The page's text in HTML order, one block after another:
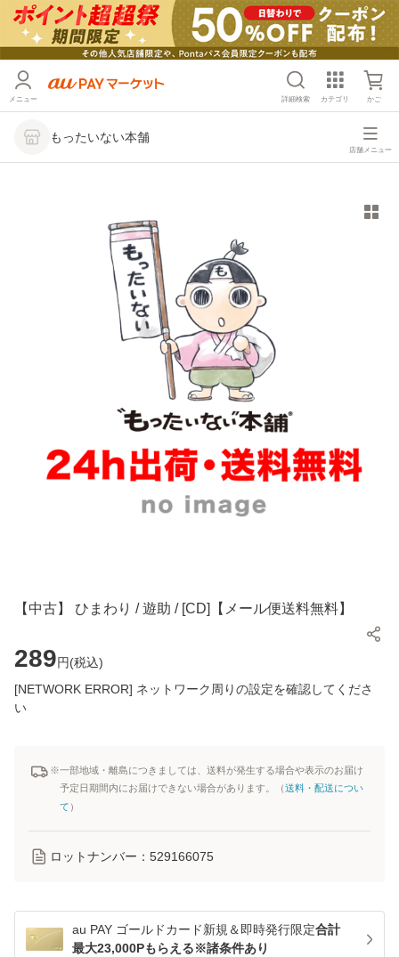
メニュー 詳細検索 カテゴリ かご
もったいない本舗
店舗メニュー
【中古】 ひまわり / 遊助 / [CD]【メール便送料無料】
289円(税込)
[NETWORK ERROR] ネットワーク周りの設定を確認してくださ
い
※一部地域・離島につきましては、送料が発生する場合や表示のお届け
予定日期間内にお届けできない場合があります。（送料・配送につい
て ）
ロットナンバー： 529166075
au PAY ゴールドカード新規＆即時発行限定合計
最大23,000Pもらえる※諸条件あり